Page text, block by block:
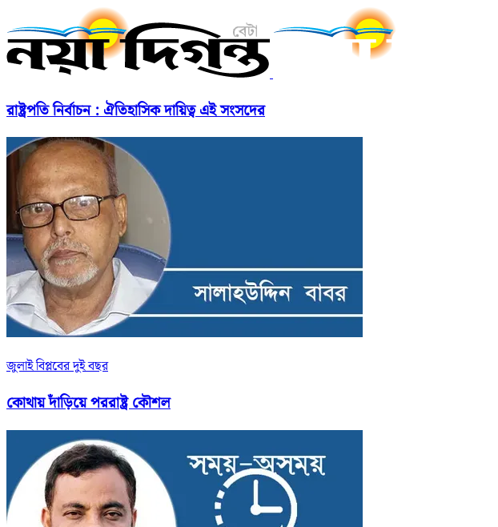
রাষ্ট্রপতি নির্বাচন : ঐতিহাসিক দায়িত্ব এই সংসদের
জুলাই বিপ্লবের দুই বছর
কোথায় দাঁড়িয়ে পররাষ্ট্র কৌশল